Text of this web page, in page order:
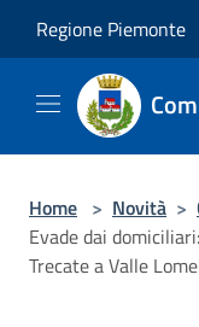
Regione Piemonte
Home > Novità >
Evade dai
Trecate a Valle